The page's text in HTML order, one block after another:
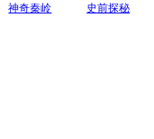
神奇秦岭 史前探秘